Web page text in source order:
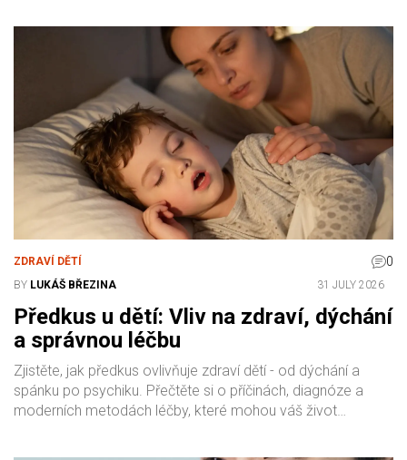
ZDRAVÍ DĚTÍ 0
BY LUKÁŠ BŘEZINA 31 JULY 2026
Předkus u dětí: Vliv na zdraví, dýchání
a správnou léčbu
Zjistěte, jak předkus ovlivňuje zdraví dětí - od dýchání a
spánku po psychiku. Přečtěte si o příčinách, diagnóze a
moderních metodách léčby, které mohou váš život